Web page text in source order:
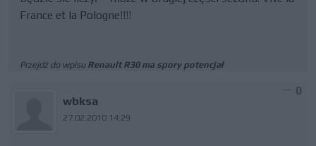
France et la Pologne!!!!
Przejdź do wpisu Renault R30 ma spory potencjał
wbksa
27.02.2010 14:29
0